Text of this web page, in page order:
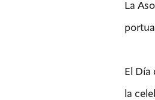
La
El Día
la